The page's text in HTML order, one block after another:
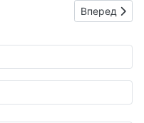
спасают мир от старых
Следующий:
Вперед